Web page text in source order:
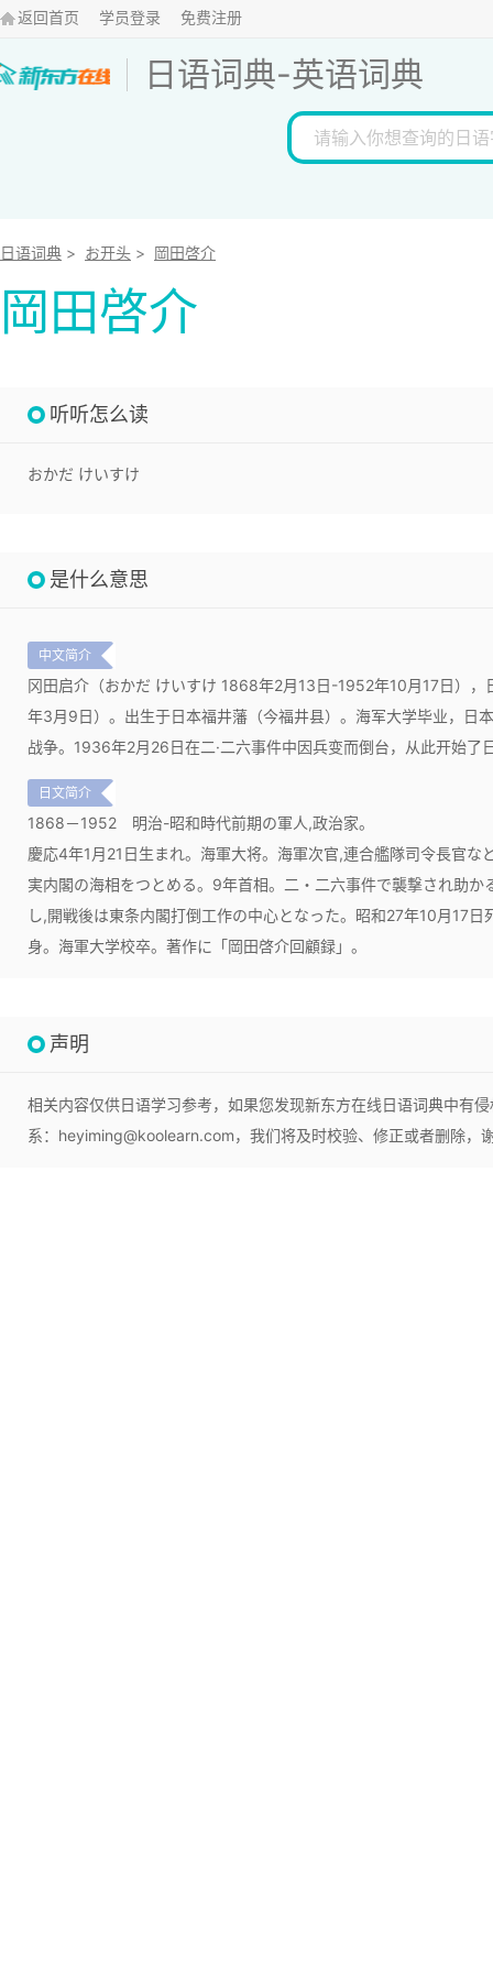
返回首页 学员登录 免费注册
日语词典-英语词典
日语词典 > お开头 > 岡田啓介
岡田啓介
听听怎么读
おかだ けいすけ
是什么意思
中文简介
冈田启介（おかだ けいすけ 1868年2月13日-1952年10月17日）
年3月9日）。出生于日本福井藩（今福井县）。海军大学毕业，日
战争。1936年2月26日在二·二六事件中因兵变而倒台，从此开始了
日文简介
1868－1952 明治-昭和時代前期の軍人,政治家。
慶応4年1月21日生まれ。海軍大将。海軍次官,連合艦隊司令長官な
実内閣の海相をつとめる。9年首相。二・二六事件で襲撃され助
し,開戦後は東条内閣打倒工作の中心となった。昭和27年10月17
身。海軍大学校卒。著作に「岡田啓介回顧録」。
声明
相关内容仅供日语学习参考，如果您发现新东方在线日语词典中有
系：heyiming@koolearn.com，我们将及时校验、修正或者删除，